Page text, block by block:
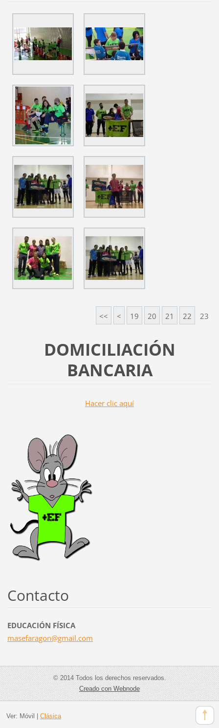
<< < 19 20 21 22 23
DOMICILIACIÓN
BANCARIA
Hacer clic aquí
Contacto
EDUCACIÓN FÍSICA
masefaragon@gmail.com
© 2014 Todos los derechos reservados.
Creado con Webnode
Ver: Móvil Clásica